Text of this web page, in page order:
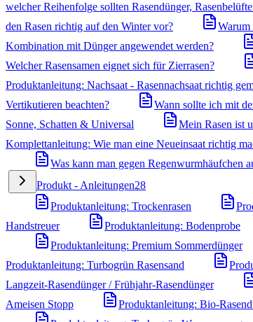
welcher Reihenfolge sollten Rasendünger,
den Rasen richtig auf den Winter vor?
Warum
Kombination mit Dünger angewendet werden?
Welcher Rasensamen eignet sich für Zierrasen?
Produktanleitung: Nachsaat - Rasennachsaat richtig
Vertikutieren beachten?
Wann sollte ich mit
Sonne, Schatten & Universal
Mein Rasen ist
Komplettanleitung: Wie man eine Neueinsaat richtig
Was kann man gegen Regenwurmhäufchen
Produkt - Anleitungen28
Produktanleitung: Trockenrasen
Handstreuer
Produktanleitung: Bodenprobe
Produktanleitung: Premium Sommerdünger
Produktanleitung: Turbogrün Rasensand
Langzeit-Rasendünger / Frühjahr-Rasendünger
Ameisen Stopp
Produktanleitung: Bio-